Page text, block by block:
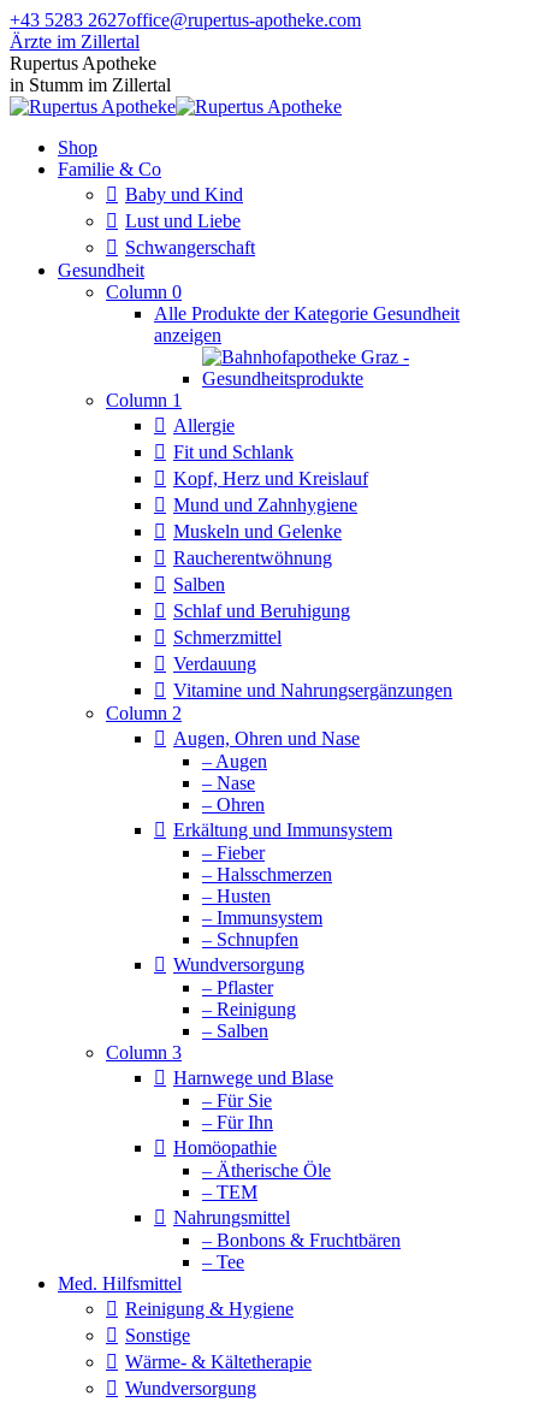
Zum
Inhalt
springen
+43 5283 2627office@rupertus-apotheke.com
Ärzte im Zillertal
Facebook
page
opens
new
window
Instagram
page
opens
new
window
Rupertus Apotheke
in Stumm im Zillertal
Shop
Familie & Co
Baby und Kind
Lust und Liebe
Schwangerschaft
Gesundheit
Column 0
Alle Produkte der Kategorie Gesundheit
anzeigen
Column 1
Allergie
Fit und Schlank
Kopf, Herz und Kreislauf
Mund und Zahnhygiene
Muskeln und Gelenke
Raucherentwöhnung
Salben
Schlaf und Beruhigung
Schmerzmittel
Verdauung
Vitamine und Nahrungsergänzungen
Column 2
Augen, Ohren und Nase
– Augen
– Nase
– Ohren
Erkältung und Immunsystem
– Fieber
– Halsschmerzen
– Husten
– Immunsystem
– Schnupfen
Wundversorgung
– Pflaster
– Reinigung
– Salben
Column 3
Harnwege und Blase
– Für Sie
– Für Ihn
Homöopathie
– Ätherische Öle
– TEM
Nahrungsmittel
– Bonbons & Fruchtbären
– Tee
Med. Hilfsmittel
Reinigung & Hygiene
Sonstige
Wärme- & Kältetherapie
Wundversorgung